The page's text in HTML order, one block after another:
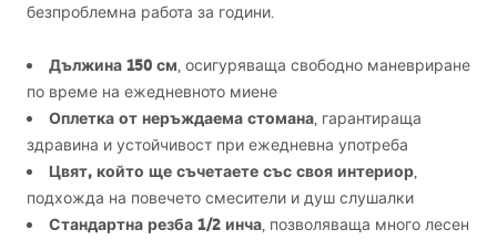
безпроблемна работа за години.
Дължина 150 см, осигуряваща свободно маневриране
по време на ежедневното миене
Оплетка от неръждаема стомана, гарантираща
здравина и устойчивост при ежедневна употреба
Цвят, който ще съчетаете със своя интериор,
подхожда на повечето смесители и душ слушалки
Стандартна резба 1/2 инча, позволяваща много лесен